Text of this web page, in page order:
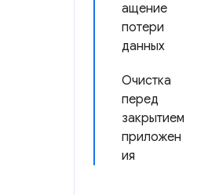
ащение
потери
данных
Очистка
перед
закрытием
приложен
ия